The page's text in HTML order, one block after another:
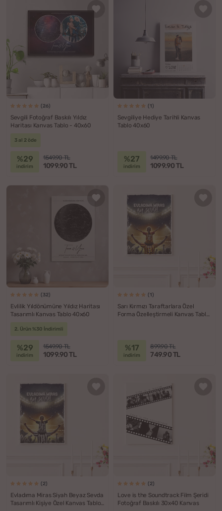
(26)
Sevgili Fotoğraf Baskılı Yıldız
Haritası Kanvas Tablo - 40x60
3 al 2 öde
%29
indirim
1549.90 TL
1099.90 TL
(1)
Sevgiliye Hediye Tarihli Kanvas
Tablo 40x60
%27
indirim
1499.90 TL
1099.90 TL
(32)
Evlilik Yıldönümüne Yıldız Haritası
Tasarımlı Kanvas Tablo 40x60
2. Ürün %30 İndirimli
%29
indirim
1549.90 TL
1099.90 TL
(1)
Sarı Kırmızı Taraftarlara Özel
Forma Özelleştirmeli Kanvas Tablo
%17
indirim
899.90 TL
749.90 TL
(2)
Evladıma Miras Siyah Beyaz Sevda
Tasarımlı Kişiye Özel Kanvas Tablo
(2)
Love is the Soundtrack Film Şeridi
Fotoğraf Baskılı 30x40 Kanvas